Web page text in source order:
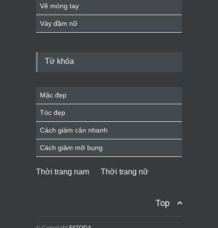
Vẽ móng tay
Váy đầm nữ
Từ khóa
Mặc đẹp
Tóc đẹp
Cách giảm cân nhanh
Cách giảm mỡ bụng
Thời trang nam Thời trang nữ
Top